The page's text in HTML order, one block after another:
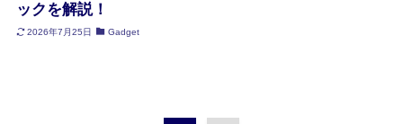
ックを解説！
2026年7月25日 Gadget